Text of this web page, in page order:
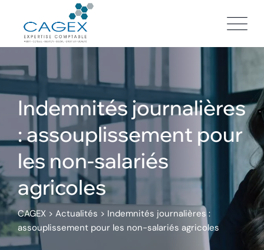
content
Indemnités journalières
: assouplissement pour
les non-salariés
agricoles
CAGEX > Actualités > Indemnités journalières :
assouplissement pour les non-salariés agricoles